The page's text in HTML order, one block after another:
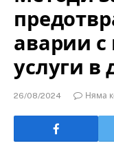
аварии с
услуги в
26/08/2024 Няма